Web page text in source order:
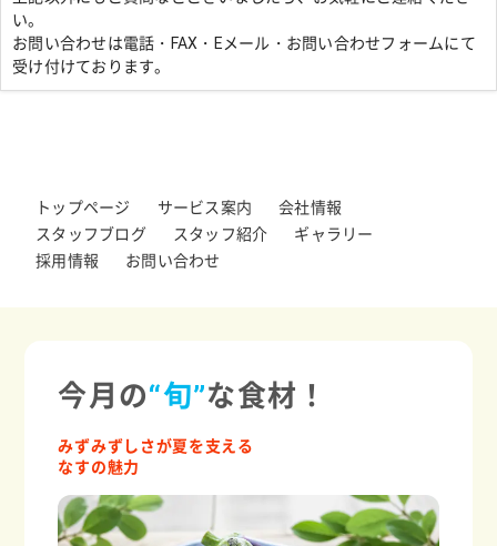
い。
お問い合わせは電話・FAX・Eメール・お問い合わせフォームにて
受け付けております。
トップページ サービス案内
会社情報
スタッフブログ
スタッフ紹介
ギャラリー
採用情報
お問い合わせ
今月の“旬”な食材！
みずみずしさが夏を支える
なすの魅力